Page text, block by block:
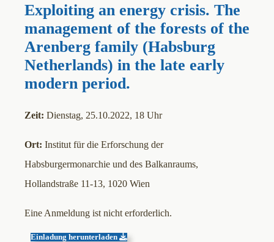
Exploiting an energy crisis. The
management of the forests of the
Arenberg family (Habsburg
Netherlands) in the late early
modern period.
Zeit: Dienstag, 25.10.2022, 18 Uhr
Ort: Institut für die Erforschung der
Habsburgermonarchie und des Balkanraums,
Hollandstraße 11-13, 1020 Wien
Eine Anmeldung ist nicht erforderlich.
Einladung herunterladen